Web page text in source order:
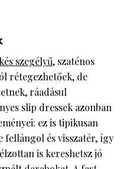
szegélyű, szaténos
rétegezhetőek, de
ráadásul
slip dressek azonban
ez is tipikusan
fellángol és visszatér, így
is kereshetsz jó